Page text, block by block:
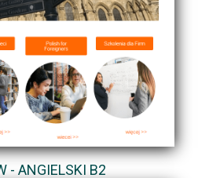
- ANGIELSKI B2